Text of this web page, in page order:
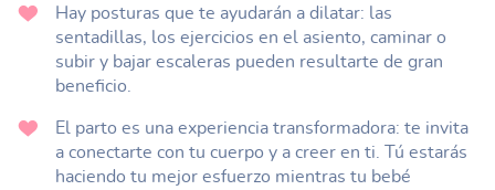
Hay posturas que te ayudarán a dilatar: las
sentadillas, los ejercicios en el asiento, caminar o
subir y bajar escaleras pueden resultarte de gran
beneficio.
El parto es una experiencia transformadora: te invita
a conectarte con tu cuerpo y a creer en ti. Tú estarás
haciendo tu mejor esfuerzo mientras tu bebé